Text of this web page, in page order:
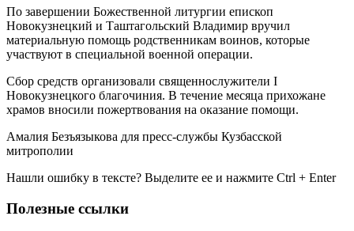
По завершении Божественной литургии епископ
Новокузнецкий и Таштагольский Владимир вручил
материальную помощь родственникам воинов, которые
участвуют в специальной военной операции.
Сбор средств организовали священнослужители I
Новокузнецкого благочиния. В течение месяца прихожане
храмов вносили пожертвования на оказание помощи.
Амалия Безъязыкова для пресс-службы Кузбасской
митрополии
Нашли ошибку в тексте? Выделите ее и нажмите Ctrl + Enter
Полезные ссылки